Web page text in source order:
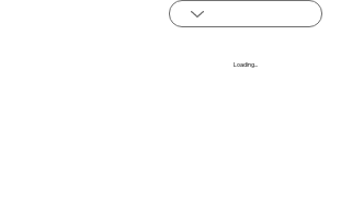
Loading...